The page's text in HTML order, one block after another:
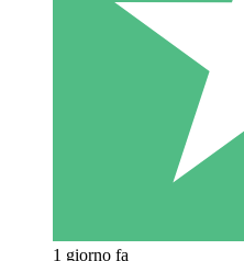
1 giorno fa